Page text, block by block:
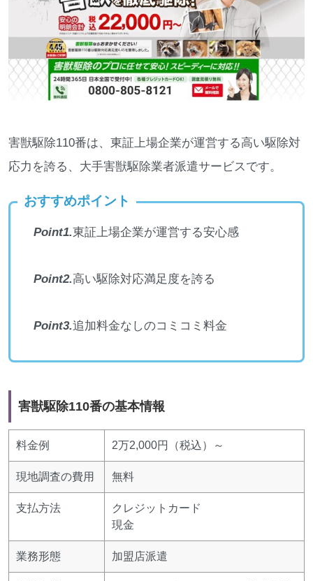
害獣駆除110番は、東証上場企業が運営する高い駆除対
応力を誇る、大手害獣駆除業者派遣サービスです。
おすすめポイント
Point1.東証上場企業が運営する安心感
Point2.高い駆除対応満足度を誇る
Point3.追加料金なしのコミコミ料金
害獣駆除110番の基本情報
料金例 2万2,000円（税込）～
現地調査の費用 無料
支払方法
クレジットカード
現金
業務形態 加盟店派遣